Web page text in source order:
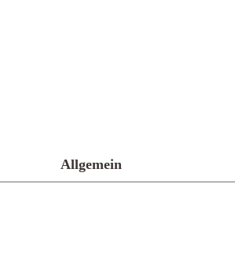
Allgemein